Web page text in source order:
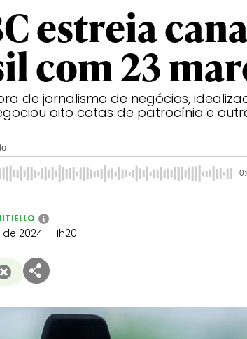
estreia
com 23
de jornalismo de negócios,
oito cotas de patrocínio e
i
2024 - 11h20